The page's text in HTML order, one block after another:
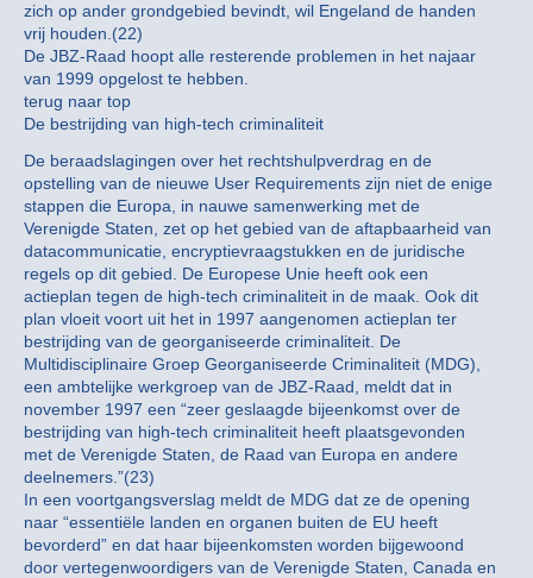
zich op ander grondgebied bevindt, wil Engeland de handen
vrij houden.(22)
De JBZ-Raad hoopt alle resterende problemen in het najaar
van 1999 opgelost te hebben.
terug naar top
De bestrijding van high-tech criminaliteit
De beraadslagingen over het rechtshulpverdrag en de
opstelling van de nieuwe User Requirements zijn niet de enige
stappen die Europa, in nauwe samenwerking met de
Verenigde Staten, zet op het gebied van de aftapbaarheid van
datacommunicatie, encryptievraagstukken en de juridische
regels op dit gebied. De Europese Unie heeft ook een
actieplan tegen de high-tech criminaliteit in de maak. Ook dit
plan vloeit voort uit het in 1997 aangenomen actieplan ter
bestrijding van de georganiseerde criminaliteit. De
Multidisciplinaire Groep Georganiseerde Criminaliteit (MDG),
een ambtelijke werkgroep van de JBZ-Raad, meldt dat in
november 1997 een “zeer geslaagde bijeenkomst over de
bestrijding van high-tech criminaliteit heeft plaatsgevonden
met de Verenigde Staten, de Raad van Europa en andere
deelnemers.”(23)
In een voortgangsverslag meldt de MDG dat ze de opening
naar “essentiële landen en organen buiten de EU heeft
bevorderd” en dat haar bijeenkomsten worden bijgewoond
door vertegenwoordigers van de Verenigde Staten, Canada en